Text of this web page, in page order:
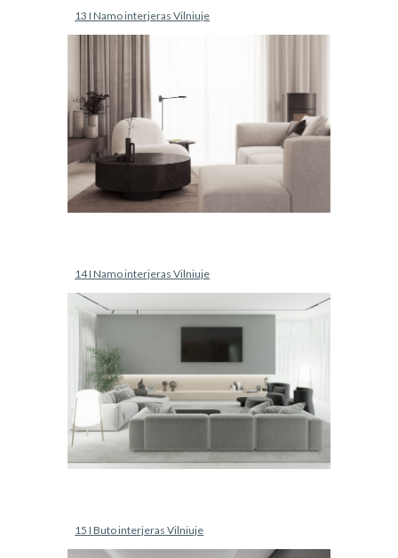
13 I Namo interjeras Vilniuje
14 I Namo interjeras Vilniuje
1 5 I Buto interjeras Vilniuje